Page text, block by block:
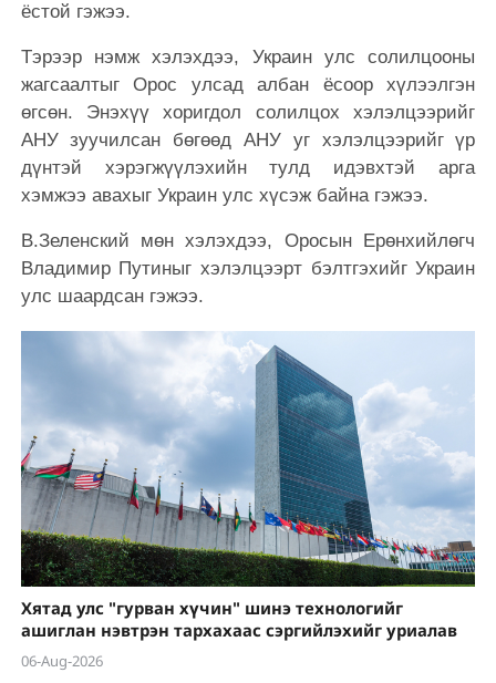
ёстой гэжээ.
Тэрээр нэмж хэлэхдээ, Украин улс солилцооны
жагсаалтыг Орос улсад албан ёсоор хүлээлгэн
өгсөн. Энэхүү хоригдол солилцох хэлэлцээрийг
АНУ зуучилсан бөгөөд АНУ уг хэлэлцээрийг үр
дүнтэй хэрэгжүүлэхийн тулд идэвхтэй арга
хэмжээ авахыг Украин улс хүсэж байна гэжээ.
В.Зеленский мөн хэлэхдээ, Оросын Ерөнхийлөгч
Владимир Путиныг хэлэлцээрт бэлтгэхийг Украин
улс шаардсан гэжээ.
Хятад улс "гурван хүчин" шинэ технологийг
ашиглан нэвтрэн тархахаас сэргийлэхийг уриалав
06-Aug-2026